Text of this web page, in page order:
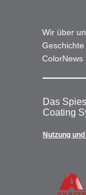
Wir über
Geschichte
ColorNews
Das
Coating
Nutzung